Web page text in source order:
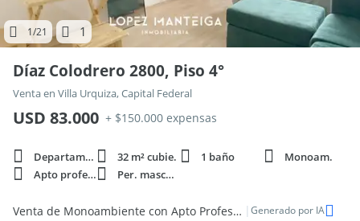
1/21 1
Díaz Colodrero 2800, Piso 4°
Venta en Villa Urquiza, Capital Federal
USD 83.000 + $150.000 expensas
Departamento 32 m² cubie. 1 baño
Monoam.
Apto profesi.
Per. mascota
Venta de Monoambiente con Apto Profesional en Villa Urquiza | Generado por IA